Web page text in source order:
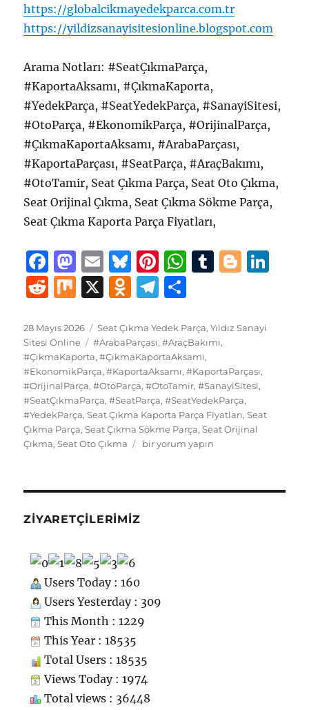
https://globalcikmayedekparca.com.tr
https://yildizsanayisitesionline.blogspot.com
Arama Notları: #SeatÇıkmaParça,
#KaportaAksamı, #ÇıkmaKaporta,
#YedekParça, #SeatYedekParça, #SanayiSitesi,
#OtoParça, #EkonomikParça, #OrijinalParça,
#ÇıkmaKaportaAksamı, #ArabaParçası,
#KaportaParçası, #SeatParça, #AraçBakımı,
#OtoTamir, Seat Çıkma Parça, Seat Oto Çıkma,
Seat Orijinal Çıkma, Seat Çıkma Sökme Parça,
Seat Çıkma Kaporta Parça Fiyatları,
F
a
c
e
b
o
o
k
M
a
st
o
d
o
n
E
m
ai
l
B
lu
e
s
k
y
Pi
n
te
re
st
W
s
A
p
p
T
bl
r
B
g
R
d
di
t
M X
O
n
o
kl
a
ss
ni
T
e
g
r
a
m
a
re
Yayın
tarihi
28 Mayıs 2026 Kategoriler
Seat Çıkma Yedek Parça,Yıldız Sanayi
Sitesi Online
Etiketler
#ArabaParçası,#AraçBakımı,
#ÇıkmaKaporta,#ÇıkmaKaportaAksamı,
#EkonomikParça,#KaportaAksamı,#KaportaParçası,
#OrijinalParça,#OtoParça,#OtoTamir,#SanayiSitesi,
#SeatÇıkmaParça,#SeatParça,#SeatYedekParça,
#YedekParça,Seat Çıkma Kaporta Parça Fiyatları,Seat
Çıkma Parça,Seat Çıkma Sökme Parça,Seat Orijinal
Çıkma,Seat Oto Çıkma
Seat
için
bir yorum yapın
ZIYARETÇILERIMIZ
Users Today : 160
Users Yesterday : 309
This Month : 1229
This Year : 18535
Total Users : 18535
Views Today : 1974
Total views : 36448